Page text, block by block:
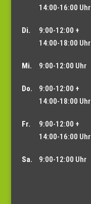
14:00-16:00 Uhr
Di.
9:00-12:00 +
14:00-18:00 Uhr
Mi. 9:00-12:00 Uhr
Do.
9:00-12:00 +
14:00-18:00 Uhr
Fr.
9:00-12:00 +
14:00-16:00 Uhr
Sa. 9:00-12:00 Uhr